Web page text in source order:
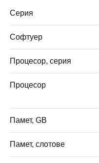
Серия
Софтуер
Процесор, серия
Процесор
Памет, GB
Памет, слотове